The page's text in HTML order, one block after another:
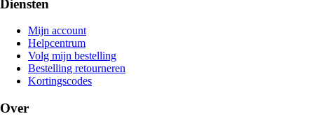
Diensten
Mijn account
Helpcentrum
Volg mijn bestelling
Bestelling retourneren
Kortingscodes
Over